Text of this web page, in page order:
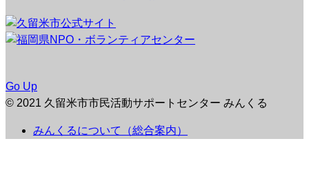
Go Up
© 2021 久留米市市民活動サポートセンター みんくる
みんくるについて（総合案内）